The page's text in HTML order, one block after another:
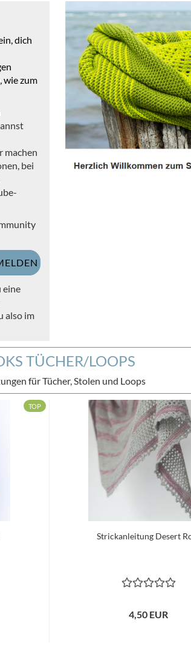
dich
wie zum
machen
bei
eine
also im
TÜCHER/LOOPS
für Tücher, Stolen und Loops
TOP
Strickanleitung Desert
4,50 EUR